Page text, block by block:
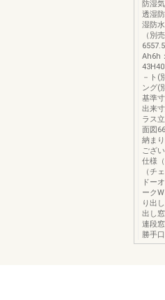
防湿
透湿
湿防
（別
Ah6h
－ト(
ング(
基準
出来
ラス
面図
納ま
ござ
仕様
（チ
ドー
ーク
り出
出し
連段
勝手